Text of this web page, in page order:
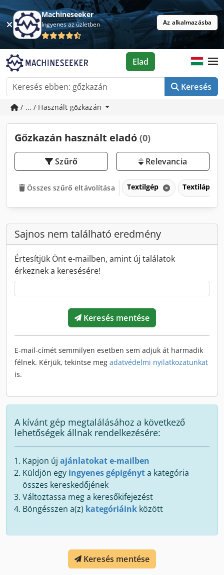
Machineseeker
Ingyenes az üzletben Az alkalmazásba
Keresés
Elad
/ ... / Használt gőzkazán
Gőzkazán használt eladó (0)
Szűrő Relevancia
Összes szűrő eltávolítása Textilgép Textilápoló
Sajnos nem található eredmény
Értesítjük Önt e-mailben, amint új találatok
érkeznek a keresésére!
Keresés mentése
E-mail-címét semmilyen esetben sem adjuk át harmadik
félnek. Kérjük, tekintse meg adatvédelmi nyilatkozatunkat
is.
A kívánt gép megtalálásához a következő
lehetőségek állnak rendelkezésére:
Kapjon új ajánlatokat e-mailben
Küldjön egy ingyenes gépigényta kategória
összes kereskedőjének
Változtassa meg a keresőkifejezést
Böngésszen a(z) kategóriáink között
Keresés mentése